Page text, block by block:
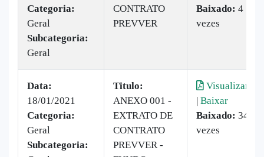
Categoria:
Geral
Subcategoria:
Geral
CONTRATO
PREVVER
Baixado: 4
vezes
Data:
18/01/2021
Categoria:
Geral
Subcategoria:
Titulo:
ANEXO 001 -
EXTRATO DE
CONTRATO
PREVVER -
Visualizar
| Baixar
Baixado: 34
vezes